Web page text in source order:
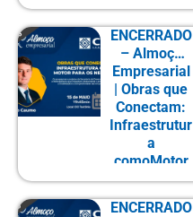
desafios e
caminhos
para sua
empresa.
ENCERRADO
– Almoço
Empresarial
| Obras que
Conectam:
Infraestrutur
a
comoMotor
para os
Negócios
ENCERRADO